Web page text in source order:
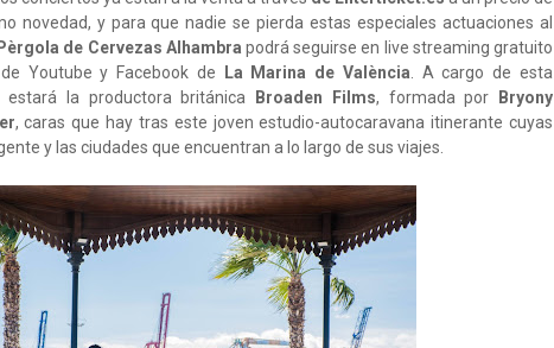
novedad, y para que nadie se pierda estas especiales actuaciones al
Pèrgola de Cervezas Alhambra podrá seguirse en live streaming gratuito
Youtube y Facebook de
La Marina de València . A cargo de esta
la productora británica
Broaden Films, formada por
Bryony
, caras que hay tras este joven estudio-autocaravana itinerante cuyas
y las ciudades que encuentran a lo largo de sus viajes.